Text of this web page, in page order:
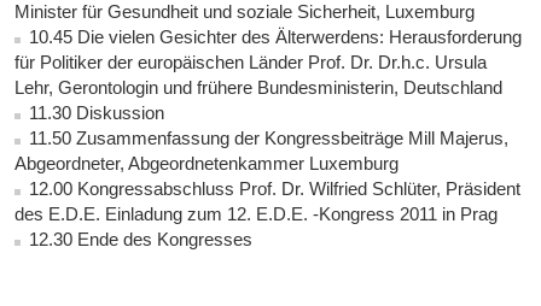
Minister für Gesundheit und soziale Sicherheit, Luxemburg
10.45 Die vielen Gesichter des Älterwerdens: Herausforderung
für Politiker der europäischen Länder Prof. Dr. Dr.h.c. Ursula
Lehr, Gerontologin und frühere Bundesministerin, Deutschland
11.30 Diskussion
11.50 Zusammenfassung der Kongressbeiträge Mill Majerus,
Abgeordneter, Abgeordnetenkammer Luxemburg
12.00 Kongressabschluss Prof. Dr. Wilfried Schlüter, Präsident
des E.D.E. Einladung zum 12. E.D.E. -Kongress 2011 in Prag
12.30 Ende des Kongresses